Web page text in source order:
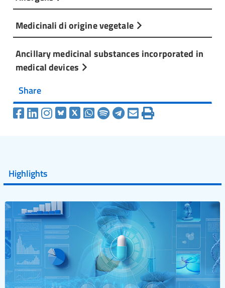
Medicinali di origine vegetale
Ancillary medicinal substances incorporated in
medical devices
Share
Highlights